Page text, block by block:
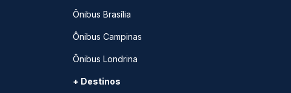
Ônibus Brasília
Ônibus Campinas
Ônibus Londrina
+ Destinos